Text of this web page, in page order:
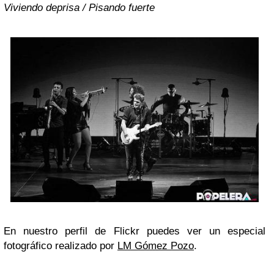
Viviendo deprisa / Pisando fuerte
En nuestro perfil de Flickr puedes ver un especial
fotográfico realizado por LM Gómez Pozo.